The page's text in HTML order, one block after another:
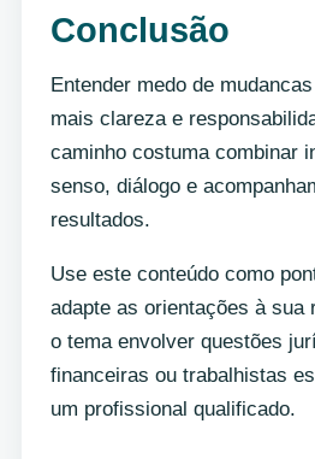
Conclusão
Entender medo de
mais clareza e
caminho costuma combinar
senso, diálogo e
resultados.
Use este conteúdo como
adapte as orientações à sua
o tema envolver questões
financeiras ou trabalhistas
um profissional qualificado.